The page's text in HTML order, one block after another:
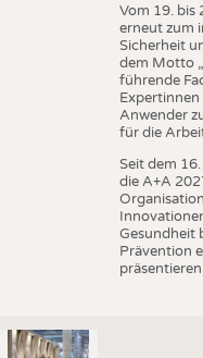
Vom 19. bis
erneut zum
Sicherheit
dem Motto
führende
Anwender
für die
Seit dem
die A+A
Gesundheit
Prävention